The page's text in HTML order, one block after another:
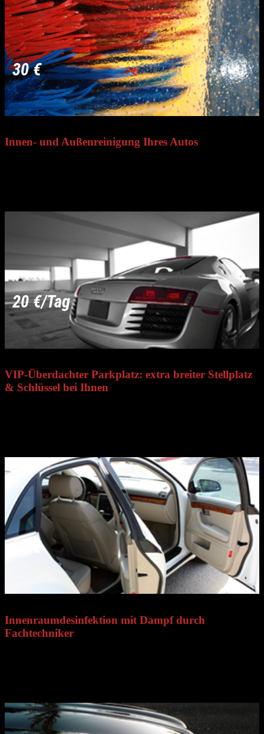
30 €
Innen- und Außenreinigung Ihres Autos
20 €/Tag
VIP-Überdachter Parkplatz: extra breiter Stellplatz
& Schlüssel bei Ihnen
90 €
Innenraumdesinfektion mit Dampf durch
Fachtechniker